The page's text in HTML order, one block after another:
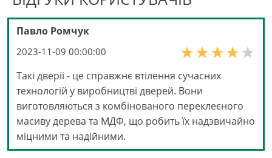
Павло Ромчук
2023-11-09 00:00:00
Такі дверіі - це справжнє втілення сучасних
технологій у виробництві дверей. Вони
виготовляються з комбінованого переклеєного
масиву дерева та МДФ, що робить їх надзвичайно
міцними та надійними.